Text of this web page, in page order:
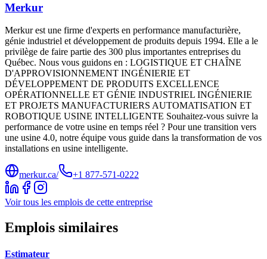
Merkur
Merkur est une firme d'experts en performance manufacturière,
génie industriel et développement de produits depuis 1994. Elle a le
privilège de faire partie des 300 plus importantes entreprises du
Québec. Nous vous guidons en : LOGISTIQUE ET CHAÎNE
D'APPROVISIONNEMENT INGÉNIERIE ET
DÉVELOPPEMENT DE PRODUITS EXCELLENCE
OPÉRATIONNELLE ET GÉNIE INDUSTRIEL INGÉNIERIE
ET PROJETS MANUFACTURIERS AUTOMATISATION ET
ROBOTIQUE USINE INTELLIGENTE Souhaitez-vous suivre la
performance de votre usine en temps réel ? Pour une transition vers
une usine 4.0, notre équipe vous guide dans la transformation de vos
installations en usine intelligente.
merkur.ca/ +1 877-571-0222
Voir tous les emplois de cette entreprise
Emplois similaires
Estimateur